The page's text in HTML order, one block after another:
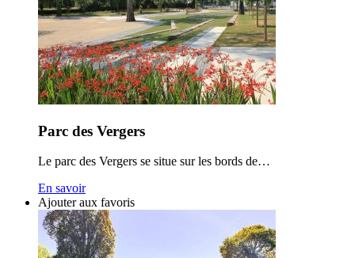
Parc des Vergers
Le parc des Vergers se situe sur les bords de…
En savoir
Ajouter aux favoris